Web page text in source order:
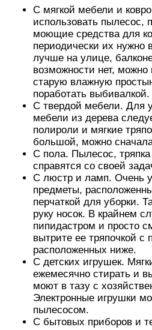
С мягкой мебели и
использовать пылесос,
моющие средства для
периодически их нужно
лучше на улице,
возможности нет, можно
старую влажную
поработать выбивалкой.
С твердой мебели. Для
мебели из дерева
полироли и мягкие
большой, можно
С пола. Пылесос,
справятся со своей
С люстр и ламп. Очень
предметы,
перчаткой для уборки.
руку носок. В крайнем
пипидастром и просто
вытрите ее тряпочкой с
расположенных ниже.
С детских игрушек.
ежемесячно стирать и
моют в тазу с
Электронные игрушки
пылесосом.
С бытовых приборов и